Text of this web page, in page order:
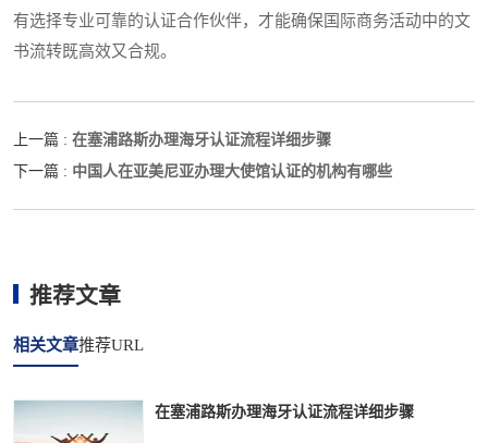
有选择专业可靠的认证合作伙伴，才能确保国际商务活动中的文
书流转既高效又合规。
上一篇 : 在塞浦路斯办理海牙认证流程详细步骤
下一篇 : 中国人在亚美尼亚办理大使馆认证的机构有哪些
推荐文章
相关文章推荐URL
在塞浦路斯办理海牙认证流程详细步骤